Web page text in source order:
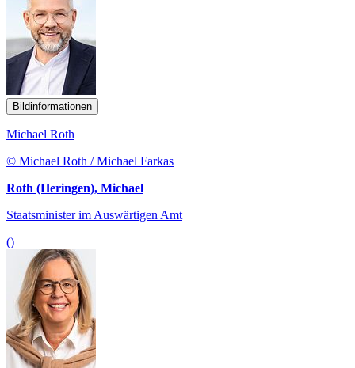
Bildinformationen
Michael Roth
© Michael Roth / Michael Farkas
Roth (Heringen), Michael
Staatsminister im Auswärtigen Amt
()